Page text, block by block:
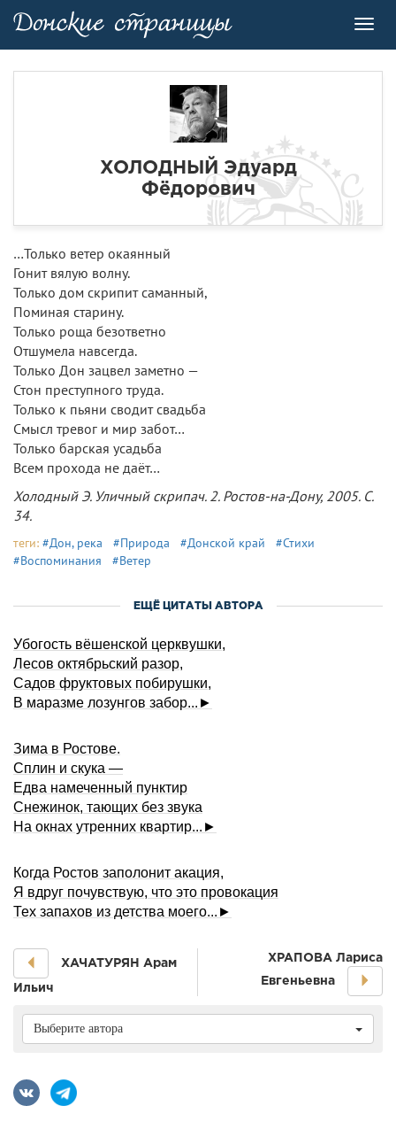
ХОЛОДНЫЙ Эдуард
Фёдорович
…Только ветер окаянный
Гонит вялую волну.
Только дом скрипит саманный,
Поминая старину.
Только роща безответно
Отшумела навсегда.
Только Дон зацвел заметно —
Стон преступного труда.
Только к пьяни сводит свадьба
Смысл тревог и мир забот…
Только барская усадьба
Всем прохода не даёт…
Холодный Э. Уличный скрипач. 2. Ростов-на-Дону, 2005. С.
34.
теги: #Дон, река #Природа #Донской край
#Стихи
#Воспоминания
#Ветер
ЕЩЁ ЦИТАТЫ АВТОРА
Убогость вёшенской церквушки,
Лесов октябрьский разор,
Садов фруктовых побирушки,
В маразме лозунгов забор...►
Зима в Ростове.
Сплин и скука —
Едва намеченный пунктир
Снежинок, тающих без звука
На окнах утренних квартир...►
Когда Ростов заполонит акация,
Я вдруг почувствую, что это провокация
Тех запахов из детства моего...►
ХАЧАТУРЯН Арам
Ильич
ХРАПОВА Лариса
Евгеньевна
Выберите автора